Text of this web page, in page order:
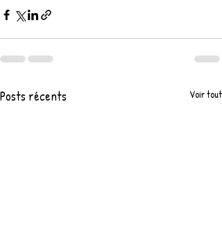
Posts récents Voir tout